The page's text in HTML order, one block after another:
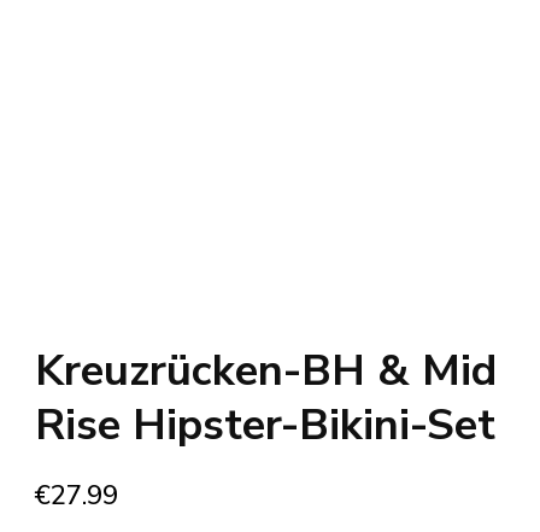
Kreuzrücken-BH & Mid
Rise Hipster-Bikini-Set
€27.99